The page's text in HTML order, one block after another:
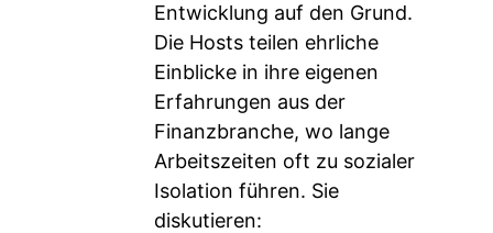
Entwicklung auf den Grund.
Die Hosts teilen ehrliche
Einblicke in ihre eigenen
Erfahrungen aus der
Finanzbranche, wo lange
Arbeitszeiten oft zu sozialer
Isolation führen. Sie
diskutieren: